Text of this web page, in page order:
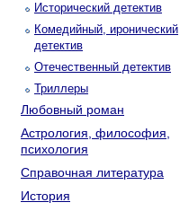
Исторический детектив
Комедийный, иронический
детектив
Отечественный детектив
Триллеры
Любовный роман
Астрология, философия,
психология
Справочная литература
История